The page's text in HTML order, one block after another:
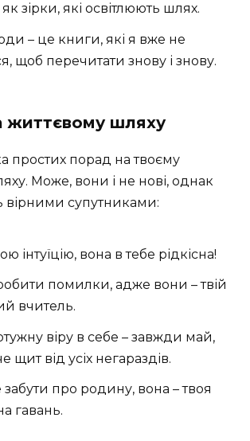
як зірки, які освітлюють шлях.
– це книги, які я вже не
щоб перечитати знову і знову.
життєвому шляху
простих порад на твоєму
Може, вони і не нові, однак
вірними супутниками:
інтуїцію, вона в тебе рідкісна!
помилки, адже вони – твій
вчитель.
віру в себе – завжди май,
щит від усіх негараздів.
забути про родину, вона – твоя
гавань.